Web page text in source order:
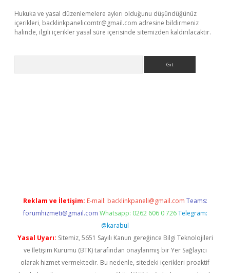
Hukuka ve yasal düzenlemelere aykırı olduğunu düşündüğünüz
içerikleri, backlinkpanelicomtr@gmail.com adresine bildirmeniz
halinde, ilgili içerikler yasal süre içerisinde sitemizden kaldırılacaktır.
Reklam ve İletişim: E-mail: backlinkpaneli@gmail.com Teams:
forumhizmeti@gmail.com Whatsapp: 0262 606 0 726 Telegram:
@karabul
Yasal Uyarı: Sitemiz, 5651 Sayılı Kanun gereğince Bilgi Teknolojileri
ve İletişim Kurumu (BTK) tarafından onaylanmış bir Yer Sağlayıcı
olarak hizmet vermektedir. Bu nedenle, sitedeki içerikleri proaktif